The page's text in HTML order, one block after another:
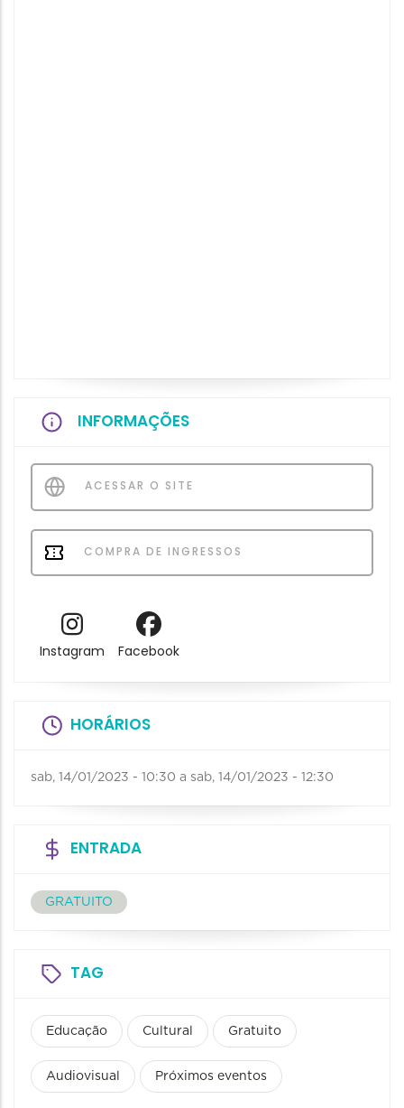
INFORMAÇÕES
ACESSAR O SITE
COMPRA DE INGRESSOS
Instagram Facebook
HORÁRIOS
sab, 14/01/2023 - 10:30 a sab, 14/01/2023 - 12:30
ENTRADA
GRATUITO
TAG
Educação Cultural Gratuito
Audiovisual Próximos eventos